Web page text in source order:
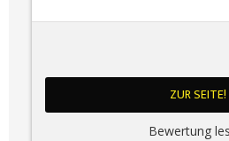
ZUR SEITE!
Bewertung